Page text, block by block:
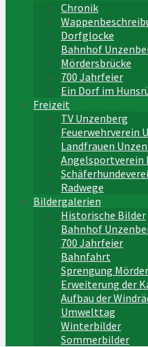
Chronik
Dorfglocke
Bahnhof
Mördersbrücke
700 Jahrfeier
Ein Dorf im
Freizeit
TV Unzenberg
Feuerwehrverein
Landfrauen
Angelsportverein
Radwege
Bildergalerien
Historische Bilder
Bahnhof
700 Jahrfeier
Bahnfahrt
Sprengung
Erweiterung der
Aufbau der
Umwelttag
Winterbilder
Sommerbilder